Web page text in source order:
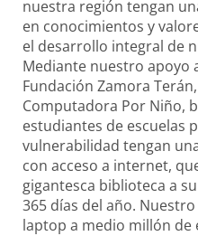
nuestra región tengan
en conocimientos y
el desarrollo integral de
Mediante nuestro apoyo
Fundación Zamora
Computadora Por Niño,
estudiantes de escuelas
vulnerabilidad tengan
con acceso a internet,
gigantesca biblioteca a
365 días del año.
laptop a medio millón de